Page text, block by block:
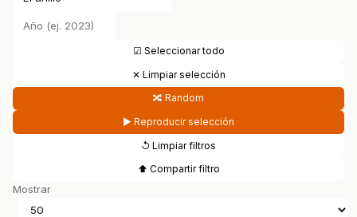
☑ Seleccionar todo
✕ Limpiar selección
🔀 Random
▶ Reproducir selección
↺ Limpiar filtros
⬆ Compartir filtro
Mostrar